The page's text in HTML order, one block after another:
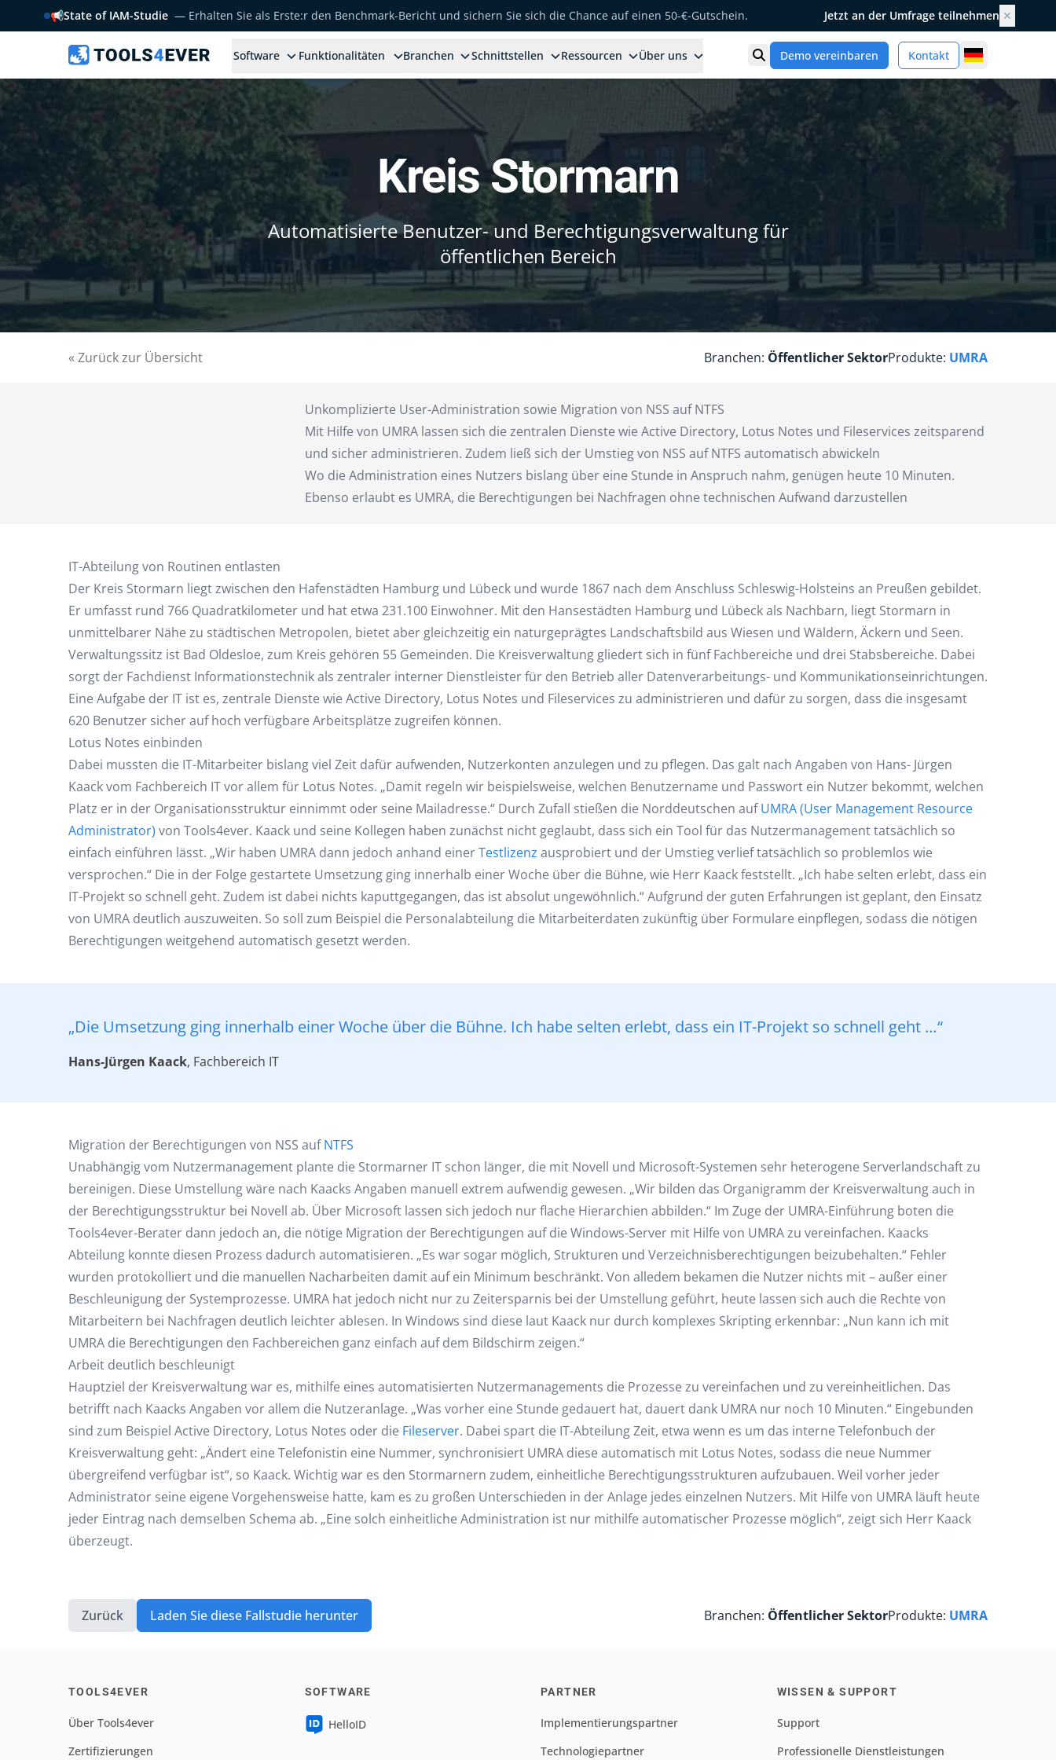
📢State of IAM-Studie — Erhalten Sie als Erste:r den Benchmark-Bericht und sichern Sie sich die Chance auf einen 50-€-Gutschein. Jetzt an der Umfrage teilnehmen ✕
Software Funktionalitäten Branchen Schnittstellen Ressourcen Über uns Suche öffnen
Demo vereinbaren Kontakt Germany
Kreis Stormarn
Automatisierte Benutzer- und Berechtigungsverwaltung für
öffentlichen Bereich
« Zurück zur Übersicht Branchen: Öffentlicher SektorProdukte: UMRA
Unkomplizierte User-Administration sowie Migration von NSS auf NTFS
Mit Hilfe von UMRA lassen sich die zentralen Dienste wie Active Directory, Lotus Notes und Fileservices zeitsparend
und sicher administrieren. Zudem ließ sich der Umstieg von NSS auf NTFS automatisch abwickeln
Wo die Administration eines Nutzers bislang über eine Stunde in Anspruch nahm, genügen heute 10 Minuten.
Ebenso erlaubt es UMRA, die Berechtigungen bei Nachfragen ohne technischen Aufwand darzustellen
IT-Abteilung von Routinen entlasten
Der Kreis Stormarn liegt zwischen den Hafenstädten Hamburg und Lübeck und wurde 1867 nach dem Anschluss Schleswig-Holsteins an Preußen gebildet.
Er umfasst rund 766 Quadratkilometer und hat etwa 231.100 Einwohner. Mit den Hansestädten Hamburg und Lübeck als Nachbarn, liegt Stormarn in
unmittelbarer Nähe zu städtischen Metropolen, bietet aber gleichzeitig ein naturgeprägtes Landschaftsbild aus Wiesen und Wäldern, Äckern und Seen.
Verwaltungssitz ist Bad Oldesloe, zum Kreis gehören 55 Gemeinden. Die Kreisverwaltung gliedert sich in fünf Fachbereiche und drei Stabsbereiche. Dabei
sorgt der Fachdienst Informationstechnik als zentraler interner Dienstleister für den Betrieb aller Datenverarbeitungs- und Kommunikationseinrichtungen.
Eine Aufgabe der IT ist es, zentrale Dienste wie Active Directory, Lotus Notes und Fileservices zu administrieren und dafür zu sorgen, dass die insgesamt
620 Benutzer sicher auf hoch verfügbare Arbeitsplätze zugreifen können.
Lotus Notes einbinden
Dabei mussten die IT-Mitarbeiter bislang viel Zeit dafür aufwenden, Nutzerkonten anzulegen und zu pflegen. Das galt nach Angaben von Hans- Jürgen
Kaack vom Fachbereich IT vor allem für Lotus Notes. „Damit regeln wir beispielsweise, welchen Benutzername und Passwort ein Nutzer bekommt, welchen
Platz er in der Organisationsstruktur einnimmt oder seine Mailadresse.“ Durch Zufall stießen die Norddeutschen aufUMRA (User Management Resource
Administrator) von Tools4ever. Kaack und seine Kollegen haben zunächst nicht geglaubt, dass sich ein Tool für das Nutzermanagement tatsächlich so
einfach einführen lässt. „Wir haben UMRA dann jedoch anhand einerTestlizenz ausprobiert und der Umstieg verlief tatsächlich so problemlos wie
versprochen.“ Die in der Folge gestartete Umsetzung ging innerhalb einer Woche über die Bühne, wie Herr Kaack feststellt. „Ich habe selten erlebt, dass ein
IT-Projekt so schnell geht. Zudem ist dabei nichts kaputtgegangen, das ist absolut ungewöhnlich.“ Aufgrund der guten Erfahrungen ist geplant, den Einsatz
von UMRA deutlich auszuweiten. So soll zum Beispiel die Personalabteilung die Mitarbeiterdaten zukünftig über Formulare einpflegen, sodass die nötigen
Berechtigungen weitgehend automatisch gesetzt werden.
„Die Umsetzung ging innerhalb einer Woche über die Bühne. Ich habe selten erlebt, dass ein IT-Projekt so schnell geht …“
Hans-Jürgen Kaack, Fachbereich IT
Migration der Berechtigungen von NSS aufNTFS
Unabhängig vom Nutzermanagement plante die Stormarner IT schon länger, die mit Novell und Microsoft-Systemen sehr heterogene Serverlandschaft zu
bereinigen. Diese Umstellung wäre nach Kaacks Angaben manuell extrem aufwendig gewesen. „Wir bilden das Organigramm der Kreisverwaltung auch in
der Berechtigungsstruktur bei Novell ab. Über Microsoft lassen sich jedoch nur flache Hierarchien abbilden.“ Im Zuge der UMRA-Einführung boten die
Tools4ever-Berater dann jedoch an, die nötige Migration der Berechtigungen auf die Windows-Server mit Hilfe von UMRA zu vereinfachen. Kaacks
Abteilung konnte diesen Prozess dadurch automatisieren. „Es war sogar möglich, Strukturen und Verzeichnisberechtigungen beizubehalten.“ Fehler
wurden protokolliert und die manuellen Nacharbeiten damit auf ein Minimum beschränkt. Von alledem bekamen die Nutzer nichts mit – außer einer
Beschleunigung der Systemprozesse. UMRA hat jedoch nicht nur zu Zeitersparnis bei der Umstellung geführt, heute lassen sich auch die Rechte von
Mitarbeitern bei Nachfragen deutlich leichter ablesen. In Windows sind diese laut Kaack nur durch komplexes Skripting erkennbar: „Nun kann ich mit
UMRA die Berechtigungen den Fachbereichen ganz einfach auf dem Bildschirm zeigen.“
Arbeit deutlich beschleunigt
Hauptziel der Kreisverwaltung war es, mithilfe eines automatisierten Nutzermanagements die Prozesse zu vereinfachen und zu vereinheitlichen. Das
betrifft nach Kaacks Angaben vor allem die Nutzeranlage. „Was vorher eine Stunde gedauert hat, dauert dank UMRA nur noch 10 Minuten.“ Eingebunden
sind zum Beispiel Active Directory, Lotus Notes oder die Fileserver. Dabei spart die IT-Abteilung Zeit, etwa wenn es um das interne Telefonbuch der
Kreisverwaltung geht: „Ändert eine Telefonistin eine Nummer, synchronisiert UMRA diese automatisch mit Lotus Notes, sodass die neue Nummer
übergreifend verfügbar ist“, so Kaack. Wichtig war es den Stormarnern zudem, einheitliche Berechtigungsstrukturen aufzubauen. Weil vorher jeder
Administrator seine eigene Vorgehensweise hatte, kam es zu großen Unterschieden in der Anlage jedes einzelnen Nutzers. Mit Hilfe von UMRA läuft heute
jeder Eintrag nach demselben Schema ab. „Eine solch einheitliche Administration ist nur mithilfe automatischer Prozesse möglich“, zeigt sich Herr Kaack
überzeugt.
Zurück Laden Sie diese Fallstudie herunter Branchen: Öffentlicher SektorProdukte: UMRA
TOOLS4EVER
Über Tools4ever
Zertifizierungen
SOFTWARE
HelloID
PARTNER
Implementierungspartner
Technologiepartner
WISSEN & SUPPORT
Support
Professionelle Dienstleistungen